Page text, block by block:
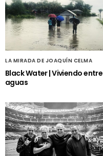
LA MIRADA DE JOAQUÍN CELMA
Black Water | Viviendo entre
aguas